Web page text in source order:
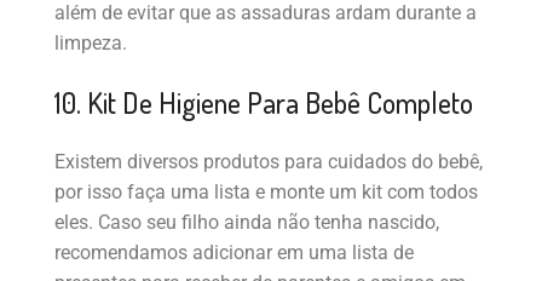
além de evitar que as assaduras ardam durante a
limpeza.
10. Kit De Higiene Para Bebê Completo
Existem diversos produtos para cuidados do bebê,
por isso faça uma lista e monte um kit com todos
eles. Caso seu filho ainda não tenha nascido,
recomendamos adicionar em uma lista de